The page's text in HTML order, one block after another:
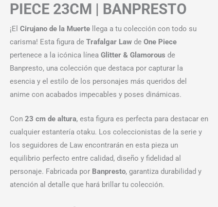
PIECE 23CM | BANPRESTO
¡El Cirujano de la Muerte llega a tu colección con todo su
carisma! Esta figura de Trafalgar Law de One Piece
pertenece a la icónica línea Glitter & Glamorous de
Banpresto, una colección que destaca por capturar la
esencia y el estilo de los personajes más queridos del
anime con acabados impecables y poses dinámicas.
Con 23 cm de altura, esta figura es perfecta para destacar en
cualquier estantería otaku. Los coleccionistas de la serie y
los seguidores de Law encontrarán en esta pieza un
equilibrio perfecto entre calidad, diseño y fidelidad al
personaje. Fabricada por Banpresto, garantiza durabilidad y
atención al detalle que hará brillar tu colección.